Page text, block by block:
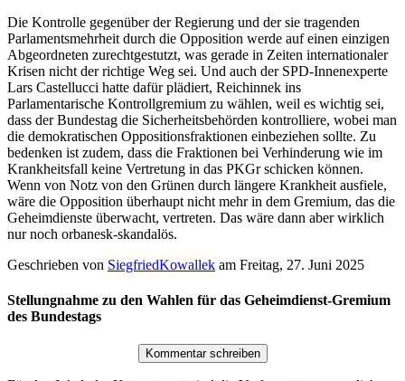
Die Kontrolle gegenüber der Regierung und der sie tragenden
Parlamentsmehrheit durch die Opposition werde auf einen einzigen
Abgeordneten zurechtgestutzt, was gerade in Zeiten internationaler
Krisen nicht der richtige Weg sei. Und auch der SPD-Innenexperte
Lars Castellucci hatte dafür plädiert, Reichinnek ins
Parlamentarische Kontrollgremium zu wählen, weil es wichtig sei,
dass der Bundestag die Sicherheitsbehörden kontrolliere, wobei man
die demokratischen Oppositionsfraktionen einbeziehen sollte. Zu
bedenken ist zudem, dass die Fraktionen bei Verhinderung wie im
Krankheitsfall keine Vertretung in das PKGr schicken können.
Wenn von Notz von den Grünen durch längere Krankheit ausfiele,
wäre die Opposition überhaupt nicht mehr in dem Gremium, das die
Geheimdienste überwacht, vertreten. Das wäre dann aber wirklich
nur noch orbanesk-skandalös.
Geschrieben von SiegfriedKowallek am Freitag, 27. Juni 2025
Stellungnahme zu den Wahlen für das Geheimdienst-Gremium
des Bundestags